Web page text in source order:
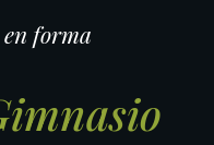
forma